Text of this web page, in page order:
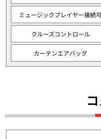
ミュージックプレイヤー接続
クルーズコントロール
カーテンエアバッグ